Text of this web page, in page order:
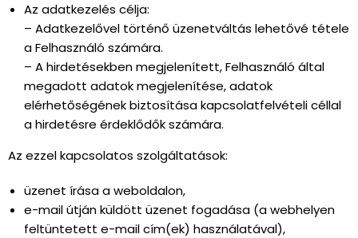
Az adatkezelés célja:
– Adatkezelővel történő üzenetváltás lehetővé tétele
a Felhasználó számára.
– A hirdetésekben megjelenített, Felhasználó által
megadott adatok megjelenítése, adatok
elérhetőségének biztosítása kapcsolatfelvételi céllal
a hirdetésre érdeklődők számára.
Az ezzel kapcsolatos szolgáltatások:
üzenet írása a weboldalon,
e-mail útján küldött üzenet fogadása (a webhelyen
feltüntetett e-mail cím(ek) használatával),